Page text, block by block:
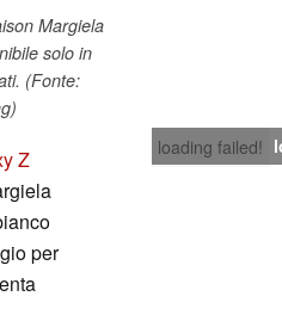
Margiela
solo in
(Fonte:
loading failed!
Z
per